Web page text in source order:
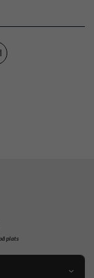
kompatibel
plats